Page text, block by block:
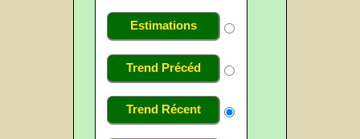
Estimations
Trend Précéd
Trend Récent